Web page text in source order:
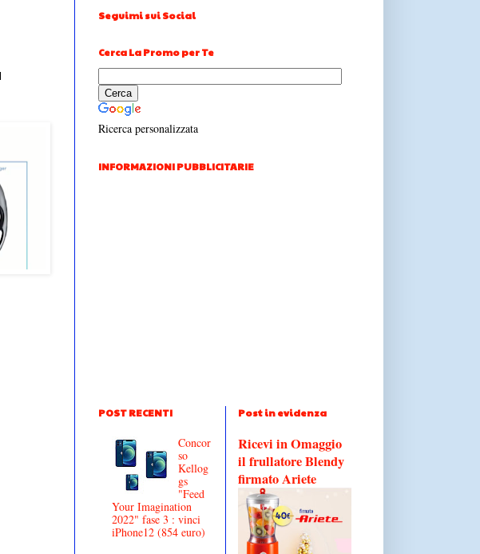
Seguimi sui Social
Cerca La Promo per Te
Ricerca personalizzata
INFORMAZIONI PUBBLICITARIE
POST RECENTI
Concor
so
Kellog
gs
"Feed
Your Imagination
2022" fase 3 : vinci
iPhone12 (854 euro)
Post in evidenza
Ricevi in Omaggio
il frullatore Blendy
firmato Ariete